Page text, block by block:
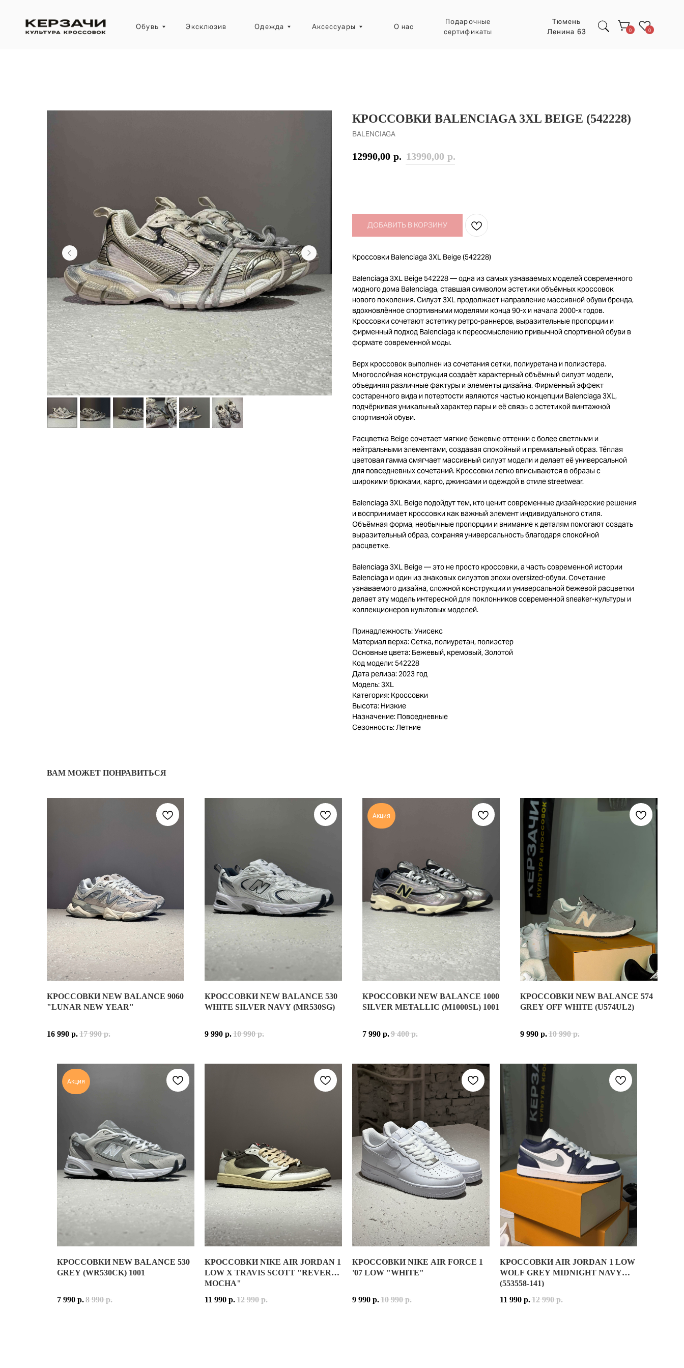
Эксклюзив
Обувь Аксессуары О нас
сертификаты
КРОССОВКИ BALENCIAGA 3XL BEIGE (542228)
BALENCIAGA
12990,00 р. 13990,00 р.
ДОБАВИТЬ В КОРЗИНУ
Кроссовки Balenciaga 3XL Beige (542228)
Balenciaga 3XL Beige 542228 — одна из самых узнаваемых моделей современного
модного дома Balenciaga, ставшая символом эстетики объёмных кроссовок
нового поколения. Силуэт 3XL продолжает направление массивной обуви бренда,
вдохновлённое спортивными моделями конца 90-х и начала 2000-х годов.
Кроссовки сочетают эстетику ретро-раннеров, выразительные пропорции и
фирменный подход Balenciaga к переосмыслению привычной спортивной обуви в
формате современной моды.
Верх кроссовок выполнен из сочетания сетки, полиуретана и полиэстера.
Многослойная конструкция создаёт характерный объёмный силуэт модели,
объединяя различные фактуры и элементы дизайна. Фирменный эффект
состаренного вида и потертости являются частью концепции Balenciaga 3XL,
подчёркивая уникальный характер пары и её связь с эстетикой винтажной
спортивной обуви.
Расцветка Beige сочетает мягкие бежевые оттенки с более светлыми и
нейтральными элементами, создавая спокойный и премиальный образ. Тёплая
цветовая гамма смягчает массивный силуэт модели и делает её универсальной
для повседневных сочетаний. Кроссовки легко вписываются в образы с
широкими брюками, карго, джинсами и одеждой в стиле streetwear.
Balenciaga 3XL Beige подойдут тем, кто ценит современные дизайнерские решения
и воспринимает кроссовки как важный элемент индивидуального стиля.
Объёмная форма, необычные пропорции и внимание к деталям помогают создать
выразительный образ, сохраняя универсальность благодаря спокойной
расцветке.
Balenciaga 3XL Beige — это не просто кроссовки, а часть современной истории
Balenciaga и один из знаковых силуэтов эпохи oversized-обуви. Сочетание
узнаваемого дизайна, сложной конструкции и универсальной бежевой расцветки
делает эту модель интересной для поклонников современной sneaker-культуры и
коллекционеров культовых моделей.
Принадлежность: Унисекс
Материал верха: Сетка, полиуретан, полиэстер
Основные цвета: Бежевый, кремовый, Золотой
Код модели: 542228
Дата релиза: 2023 год
Модель: 3XL
Категория: Кроссовки
Высота: Низкие
Назначение: Повседневные
Сезонность: Летние
ВАМ МОЖЕТ ПОНРАВИТЬСЯ
КРОССОВКИ NEW BALANCE 9060
"LUNAR NEW YEAR"
16 990 р.17 990 р.
КРОССОВКИ NEW BALANCE 530
WHITE SILVER NAVY (MR530SG)
NEW BALANCE 530 WHITE SILVER NAVY (MR530SG) — ОДНА ИЗ САМЫХ ПОПУЛЯРНЫХ МОДЕЛЕЙ БРЕНДА NEW BALANCE,
NEW BALANCE 530 — ЭТО ИМЕННО ТА МОДЕЛЬ, КОТОРУЮ ХОЧЕТСЯ НАДЕВАТЬ КАЖДЫЙ ДЕНЬ. ОНА ОТЛИЧНО ПОДХОДИТ ДЛЯ
NEW BALANCE 530 WHITE SILVER NAVY (MR530SG) — ИДЕАЛЬНЫЙ ВЫБОР ДЛЯ ТЕХ, КТО ЦЕНИТ КОМФОРТ, ПРАКТИЧНОСТЬ И
СЕТКА, СИНТЕТИЧЕСКАЯ КОЖА, СИНТЕТИЧЕСКИЕ МАТЕРИАЛЫ
БЕЛЫЙ, СЕРЕБРИСТЫЙ, ТЁМНО-СИНИЙ
ТЕХНОЛОГИЯ:ABZORB
ДАТА РЕЛИЗА: 2024 ГОД
9 990 р.10 990 р.
Акция
КРОССОВКИ NEW BALANCE 1000
SILVER METALLIC (M1000SL) 1001
NEW BALANCE 1000 SILVER METALLIC — СОВРЕМЕННОЕ ПЕРЕИЗДАНИЕ КУЛЬТОВОЙ
NEW BALANCE 1000 СОЗДАНЫ ДЛЯ ТЕХ, КТО ХОЧЕТ ПОЛУЧИТЬ МАКСИМУМ
NEW BALANCE 1000 SILVER METALLIC — ЭТО СОЧЕТАНИЕ АРХИВНОГО НАСЛЕДИЯ
ПРИНАДЛЕЖНОСТЬ:МУЖСКИЕ / УНИСЕКС
МАТЕРИАЛ ВЕРХА:
НАТУРАЛЬНАЯ КОЖА, СЕТКА, СИНТЕТИЧЕСКИЕ МАТЕРИАЛЫ
ОСНОВНЫЕ ЦВЕТА:SILVER METALLIC / BLACK / DAWN GLOW (СЕРЕБРИСТЫЙ, ЧЁРНЫЙ,
КОД МОДЕЛИ:M1000SL
ДАТА РЕЛИЗА:24 АПРЕЛЯ 2024 ГОДА
7 990 р.9 400 р.
КРОССОВКИ NEW BALANCE 574
GREY OFF WHITE (U574UL2)
КРОССОВКИ NEW BALANCE 574 GREY OFF
РАСЦВЕТКА GREY OFF WHITE ОТРАЖАЕТ
NEW BALANCE 574 GREY OFF WHITE
НА ПРОТЯЖЕНИИ ДЕСЯТИЛЕТИЙ NEW
ПРИНАДЛЕЖНОСТЬ: УНИСЕКС
МАТЕРИАЛ ВЕРХА: НАТУРАЛЬНАЯ ЗАМША,
ОСНОВНЫЕ ЦВЕТА: GREY, OFF WHITE, BLACK
КОД МОДЕЛИ: U574UL2
ДАТА РЕЛИЗА: 9 ЯНВАРЯ 2023 ГОДА
9 990 р.10 990 р.
Акция
КРОССОВКИ NEW BALANCE 530
GREY (WR530CK) 1001
NEW BALANCE 530 GREY (WR530CK) — СОВРЕМЕННОЕ ПЕРЕИЗДАНИЕ КУЛЬТОВОЙ БЕГОВОЙ МОДЕЛИ, ВПЕРВЫЕ ПРЕДСТАВЛЕННОЙ В НАЧАЛЕ 90-Х ГОДОВ. СОЗДАННЫЕ
ВЕРХ КРОССОВОК ВЫПОЛНЕН ИЗ СОЧЕТАНИЯ НАТУРАЛЬНОЙ ЗАМШИ, ВОЗДУХОПРОНИЦАЕМОЙ СЕТКИ И СИНТЕТИЧЕСКИХ МАТЕРИАЛОВ. СЕТЧАТАЯ ОСНОВА ДЕЛАЕТ
7 990 р.8 990 р.
КРОССОВКИ NIKE AIR JORDAN 1
LOW X TRAVIS SCOTT "REVERSE
MOCHA"
КОЛЛАБОРАЦИЯ TRAVIS SCOTT X AIR JORDAN 1 LOW “REVERSE MOCHA” - САМАЯ ПОПУЛЯРНАЯ РАСЦВЕТКА ТРЭВИСА В
СТЕЛЬКИ МОДЕЛИ С НЕСКОЛЬКИМИ ЛОГОТИПАМИ ТРЭВИСА, NIKE И JORDAN. ПАРА ИДЕТ В СПЕЦИАЛЬНОЙ КОРОБКЕ И С
11 990 р.12 990 р.
КРОССОВКИ NIKE AIR FORCE 1
'07 LOW "WHITE"
БЕЛЫЕ НИЗКИЕ AIR FORCE — НАСТОЯЩАЯ КЛАССИКА БРЕНДА NIKE. ПРЯМОЙ СИЛУЭТ ИЗ
AIR FORCE 1 ЯВЛЯЕТСЯ САМОЙ УЗНАВАЕМОЙ, ПОПУЛЯРНОЙ И ПРОДАВАЕМОЙ МОДЕЛЬЮ
9 990 р.10 990 р.
КРОССОВКИ AIR JORDAN 1 LOW
WOLF GREY MIDNIGHT NAVY
(553558-141)
КРОССОВКИ AIR JORDAN 1 LOW WOLF GREY
AIR JORDAN 1 LOW WOLF GREY MIDNIGHT
11 990 р.12 990 р.